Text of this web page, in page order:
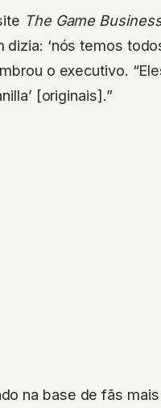
The Game
dizia: ‘nós temos
o executivo.
[originais].”
na base de fãs